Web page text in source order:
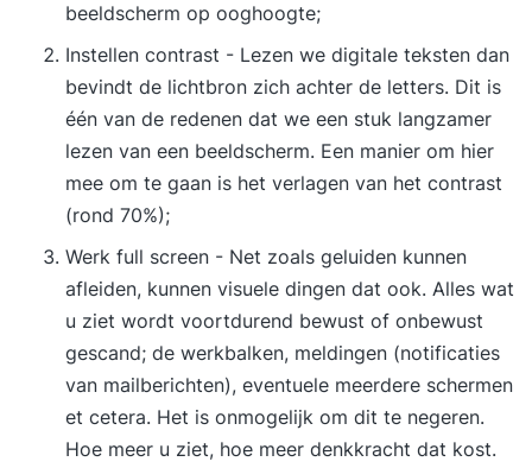
beeldscherm op ooghoogte;
Instellen contrast - Lezen we digitale teksten dan
bevindt de lichtbron zich achter de letters. Dit is
één van de redenen dat we een stuk langzamer
lezen van een beeldscherm. Een manier om hier
mee om te gaan is het verlagen van het contrast
(rond 70%);
Werk full screen - Net zoals geluiden kunnen
afleiden, kunnen visuele dingen dat ook. Alles wat
u ziet wordt voortdurend bewust of onbewust
gescand; de werkbalken, meldingen (notificaties
van mailberichten), eventuele meerdere schermen
et cetera. Het is onmogelijk om dit te negeren.
Hoe meer u ziet, hoe meer denkkracht dat kost.